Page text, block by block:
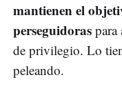
mantienen el
perseguidoras para
de privilegio. Lo
peleando.